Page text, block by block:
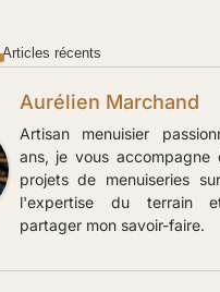
Articles récents
Aurélien Marchand
Artisan menuisier
ans, je vous accompagne
projets de menuiseries
l'expertise du terrain
partager mon savoir-faire.